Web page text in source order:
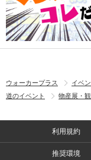
ウォーカープラス イベ
道のイベント
物産展・
利用規約
推奨環境